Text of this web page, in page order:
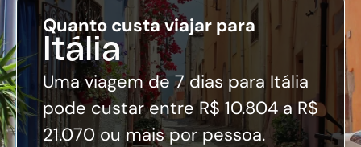
Quanto custa viajar para
Itália
Uma viagem de 7 dias para Itália
pode custar entre R$ 10.804 a R$
21.070 ou mais por pessoa.